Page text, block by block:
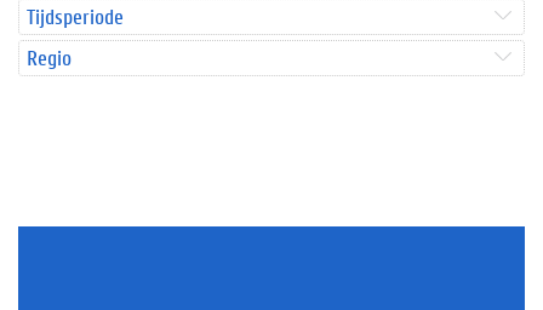
Tijdsperiode
Regio